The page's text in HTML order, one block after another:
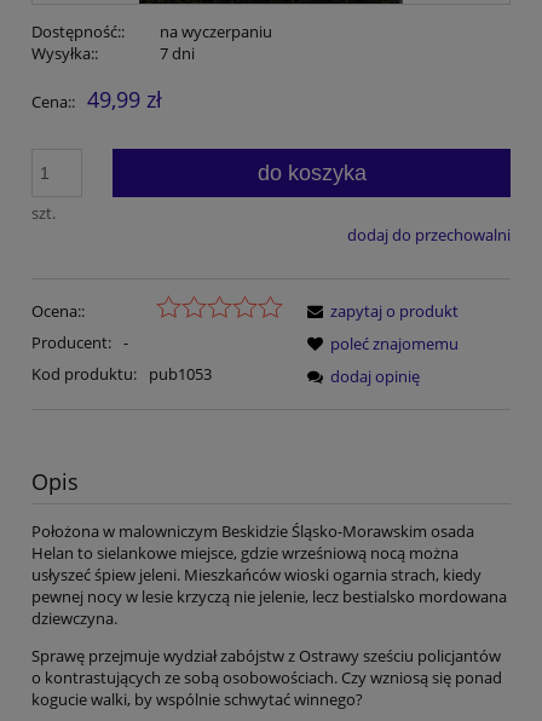
Dostępność::
na wyczerpaniu
Wysyłka::
7 dni
Cena:: 49,99 zł
szt.
do koszyka
dodaj do przechowalni
Ocena::
Producent: -
Kod produktu:
pub1053
zapytaj o produkt
poleć znajomemu
dodaj opinię
Opis
Położona w malowniczym Beskidzie Śląsko-Morawskim osada
Helan to sielankowe miejsce, gdzie wrześniową nocą można
usłyszeć śpiew jeleni. Mieszkańców wioski ogarnia strach, kiedy
pewnej nocy w lesie krzyczą nie jelenie, lecz bestialsko mordowana
dziewczyna.
Sprawę przejmuje wydział zabójstw z Ostrawy sześciu policjantów
o kontrastujących ze sobą osobowościach. Czy wzniosą się ponad
kogucie walki, by wspólnie schwytać winnego?